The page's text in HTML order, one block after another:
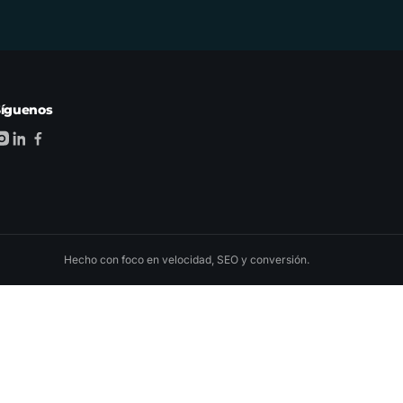
Hecho con foco en velocidad, SEO y conversión.